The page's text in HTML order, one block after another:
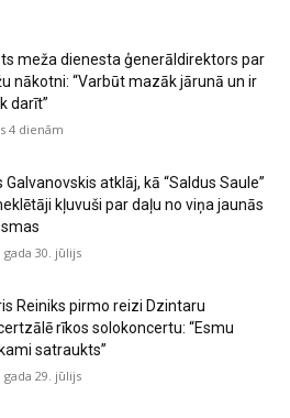
meža dienesta ģenerāldirektors par
nākotni: “Varbūt mazāk jārunā un ir
darīt”
4 dienām
Galvanovskis atklāj, kā “Saldus Saule”
kļuvuši par daļu no viņa jaunās
gada 30. jūlijs
Reiniks pirmo reizi Dzintaru
rīkos solokoncertu: “Esmu
satraukts”
gada 29. jūlijs